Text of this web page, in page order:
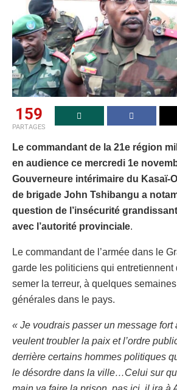
159
PARTAGES
Le commandant de la 21e région
en audience ce mercredi 1e
Gouverneure intérimaire du Kasaï-
de brigade John Tshibangu a
question de l’insécurité
avec l’autorité provinciale.
Le commandant de l’armée dans le
garde les politiciens qui entretiennent
semer la terreur, à quelques
générales dans le pays.
« Je voudrais passer un message fort
veulent troubler la paix et l’ordre
derrière certains hommes politiques
le désordre dans la ville…Celui sur